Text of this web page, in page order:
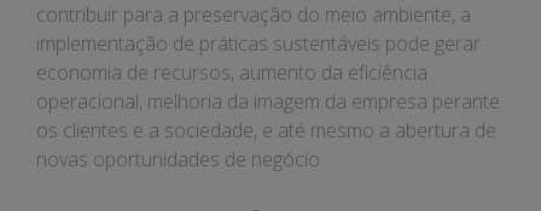
contribuir para a preservação do meio ambiente, a
implementação de práticas sustentáveis pode gerar
economia de recursos, aumento da eficiência
operacional, melhoria da imagem da empresa perante
os clientes e a sociedade, e até mesmo a abertura de
novas oportunidades de negócio.